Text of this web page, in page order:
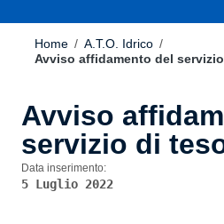
Home / A.T.O. Idrico /
Avviso affidamento del
Avviso
servizio di
Data inserimento:
5 Luglio 2022